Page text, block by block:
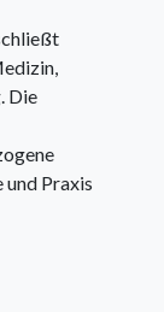
Die
und Praxis